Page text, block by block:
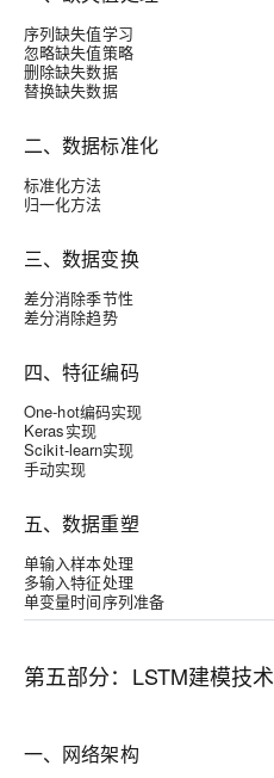
序列缺失值学习
忽略缺失值策略
删除缺失数据
替换缺失数据
二、数据标准化
标准化方法
归一化方法
三、数据变换
差分消除季节性
差分消除趋势
四、特征编码
One-hot编码实现
Keras实现
Scikit-learn实现
手动实现
五、数据重塑
单输入样本处理
多输入特征处理
单变量时间序列准备
第五部分：LSTM建模技术
一、网络架构